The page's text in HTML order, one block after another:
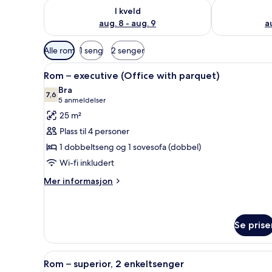
I kveld
aug. 8 - aug. 9
Sjekk tilgjengelighet for i kveld, aug. 8 - aug. 9
Sjekk
Tilgjengelige
filtre
for
rom
Alle rom 1 seng 2 senger
Åpne
alle
bildene
av
Rom
–
executive
(Office
with
Rom – executive (Office
16
Rom – executive (Office with parquet)
7,67,6 av 10
Bra
5 anmeldelser
(5
anmeldelser)
25 m²
Plass til 4 personer
1 dobbeltseng og 1 sovesofa (dobbel)
Wi-fi inkludert
Mer informasjon
Mer
executive
(Office
with
parquet)
Se
Åpne
Rom – superior, 2
8
Rom – superior, 2 enkeltsenger